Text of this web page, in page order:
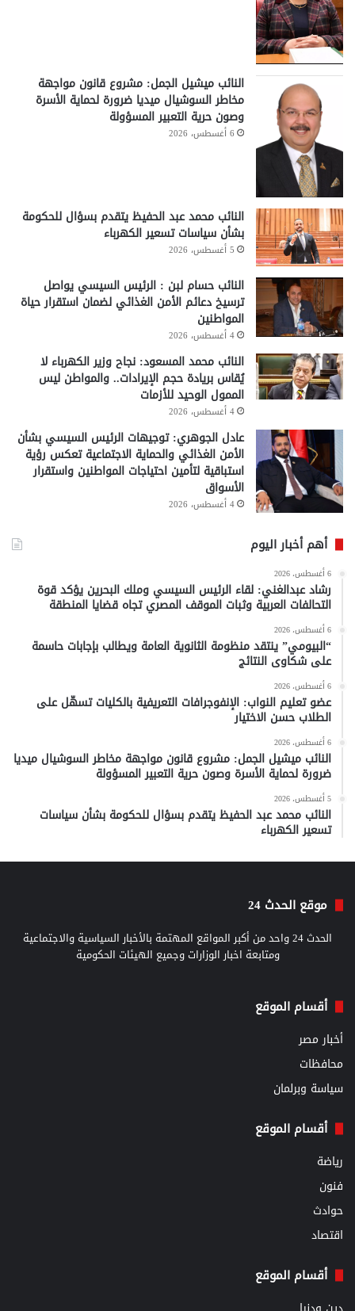
النائب ميشيل الجمل: مشروع قانون مواجهة
مخاطر السوشيال ميديا ضرورة لحماية الأسرة
وصون حرية التعبير المسؤولة
6 أغسطس، 2026
النائب محمد عبد الحفيظ يتقدم بسؤال للحكومة
بشأن سياسات تسعير الكهرباء
5 أغسطس، 2026
النائب حسام لبن : الرئيس السيسي يواصل
ترسيخ دعائم الأمن الغذائي لضمان استقرار حياة
المواطنين
4 أغسطس، 2026
النائب محمد المسعود: نجاح وزير الكهرباء لا
يُقاس بريادة حجم الإيرادات.. والمواطن ليس
الممول الوحيد للأزمات
4 أغسطس، 2026
عادل الجوهري: توجيهات الرئيس السيسي بشأن
الأمن الغذائي والحماية الاجتماعية تعكس رؤية
استباقية لتأمين احتياجات المواطنين واستقرار
الأسواق
4 أغسطس، 2026
أهم أخبار اليوم
6 أغسطس، 2026
رشاد عبدالغني: لقاء الرئيس السيسي وملك البحرين يؤكد قوة
التحالفات العربية وثبات الموقف المصري تجاه قضايا المنطقة
6 أغسطس، 2026
“البيومي” ينتقد منظومة الثانوية العامة ويطالب بإجابات حاسمة
على شكاوى النتائج
6 أغسطس، 2026
عضو تعليم النواب: الإنفوجرافات التعريفية بالكليات تسهّل على
الطلاب حسن الاختيار
6 أغسطس، 2026
النائب ميشيل الجمل: مشروع قانون مواجهة مخاطر السوشيال ميديا
ضرورة لحماية الأسرة وصون حرية التعبير المسؤولة
5 أغسطس، 2026
النائب محمد عبد الحفيظ يتقدم بسؤال للحكومة بشأن سياسات
تسعير الكهرباء
موقع الحدث 24
الحدث 24 واحد من أكبر المواقع المهتمة بالأخبار السياسية والاجتماعية
ومتابعة اخبار الوزارات وجميع الهيئات الحكومية
أقسام الموقع
أخبار مصر
محافظات
سياسة وبرلمان
أقسام الموقع
رياضة
فنون
حوادث
اقتصاد
أقسام الموقع